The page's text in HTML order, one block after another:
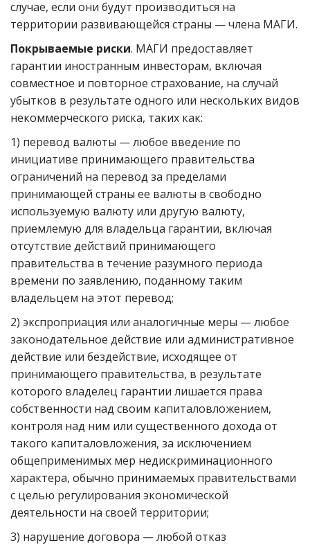
случае, если они будут производиться на
территории развивающейся страны — члена МАГИ.
Покрываемые риски. МАГИ предоставляет
гарантии иностранным инвесторам, включая
совместное и повторное страхование, на случай
убытков в результате одного или нескольких видов
некоммерческого риска, таких как:
1) перевод валюты — любое введение по
инициативе принимающего правительства
ограничений на перевод за пределами
принимающей страны ее валюты в свободно
используемую валюту или другую валюту,
приемлемую для владельца гарантии, включая
отсутствие действий принимающего
правительства в течение разумного периода
времени по заявлению, поданному таким
владельцем на этот перевод;
2) экспроприация или аналогичные меры — любое
законодательное действие или административное
действие или бездействие, исходящее от
принимающего правительства, в результате
которого владелец гарантии лишается права
собственности над своим капиталовложением,
контроля над ним или существенного дохода от
такого капиталовложения, за исключением
общеприменимых мер недискриминационного
характера, обычно принимаемых правительствами
с целью регулирования экономической
деятельности на своей территории;
3) нарушение договора — любой отказ